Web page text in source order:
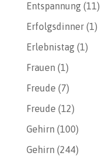
Entspannung(11)
Erfolgsdinner(1)
Erlebnistag(1)
Frauen (1)
Freude (7)
Freude (12)
Gehirn (100)
Gehirn (244)